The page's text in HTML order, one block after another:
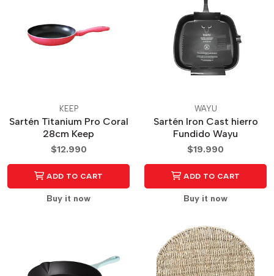
KEEP
Sartén Titanium Pro Coral
28cm Keep
$12.990
ADD TO CART
Buy it now
WAYU
Sartén Iron Cast hierro
Fundido Wayu
$19.990
ADD TO CART
Buy it now